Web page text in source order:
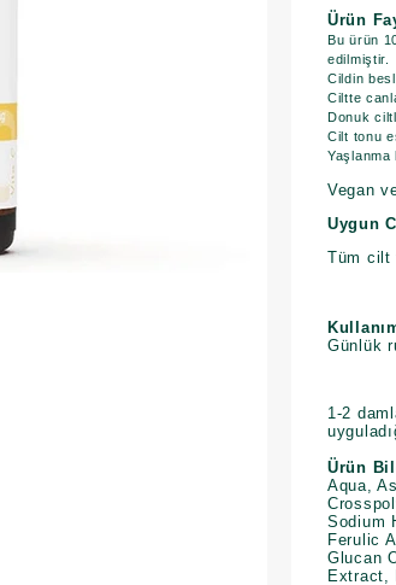
Ürün
Bu ürün
edilmiştir.
Cildin
Ciltte
Donuk
Cilt tonu
Yaşlanma
Vegan
Uygun
Tüm cilt
Günlük
1-2
Ürün
Aqua,
Sodium
Ferulic
Glucan
Extract,